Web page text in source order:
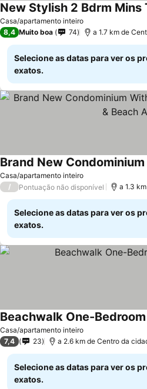
Casa/apartamento inteiro
8,4 Muito boa 74 a 1.7 km de
Selecione as datas para ver os
exatos.
Casa/apartamento inteiro
/ Pontuação não disponível a 1.3
Selecione as datas para ver os
exatos.
Casa/apartamento inteiro
Beachwalk One-
7,4 23 a 2.6 km de Centro da
Selecione as datas para ver os
exatos.